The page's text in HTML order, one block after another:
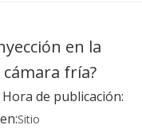
en la
fría?
de publicación:
Sitio